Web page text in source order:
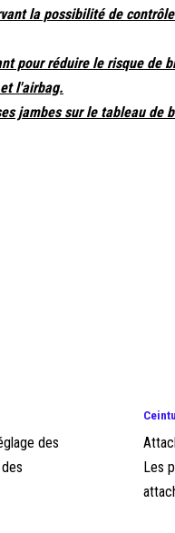
la possibilité de
pour réduire le risque de
l'airbag.
jambes sur le tableau de
des
Les